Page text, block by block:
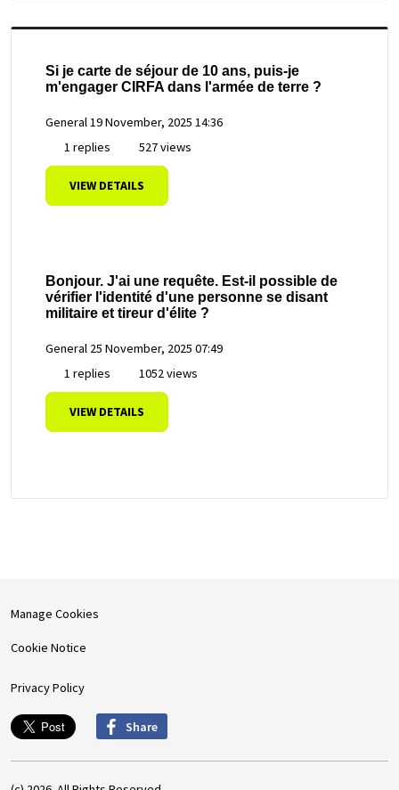
Si je carte de séjour de 10 ans, puis-je
m'engager CIRFA dans l'armée de terre ?
General19 November, 2025 14:36
1 replies
527 views
VIEW DETAILS
Bonjour. J'ai une requête. Est-il possible de
vérifier l'identité d'une personne se disant
militaire et tireur d'élite ?
General 25 November, 2025 07:49
1 replies
1052 views
VIEW DETAILS
Manage Cookies
Cookie Notice
Privacy Policy
Share